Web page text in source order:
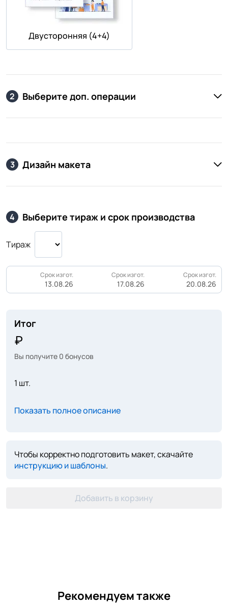
Двусторонняя (4+4)
2 Выберите доп. операции
3 Дизайн макета
4 Выберите тираж и срок производства
Тираж
Срок изгот.
13.08.26
Срок изгот.
17.08.26
Срок изгот.
20.08.26
Итог
Вы получите 0 бонусов
1 шт.
Показать полное описание
Чтобы корректно подготовить макет, скачайте
инструкцию и шаблоны.
Добавить в корзину
Рекомендуем также